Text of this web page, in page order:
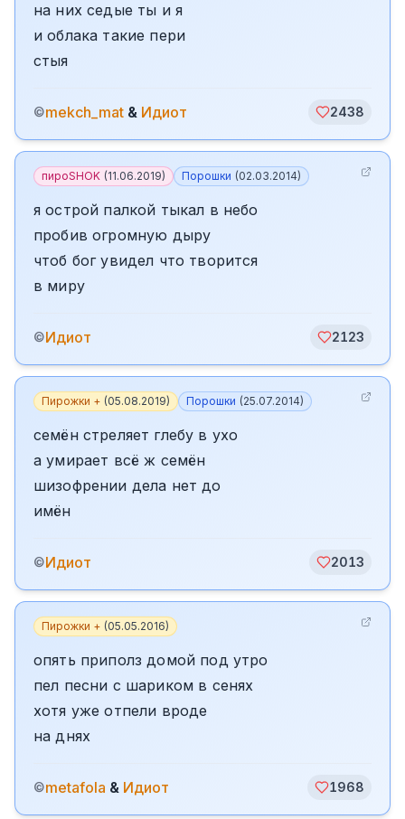
на них седые ты и я
и облака такие пери
стыя
©mekch_mat & Идиот 2438
пироSHOK (11.06.2019) Порошки (02.03.2014)
я острой палкой тыкал в небо
пробив огромную дыру
чтоб бог увидел что творится
в миру
©Идиот 2123
Пирожки + (05.08.2019) Порошки (25.07.2014)
семён стреляет глебу в ухо
а умирает всё ж семён
шизофрении дела нет до
имён
©Идиот 2013
Пирожки + (05.05.2016)
опять приполз домой под утро
пел песни с шариком в сенях
хотя уже отпели вроде
на днях
©metafola & Идиот 1968